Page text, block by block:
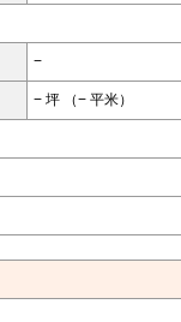
−
− 坪 （− 平米）